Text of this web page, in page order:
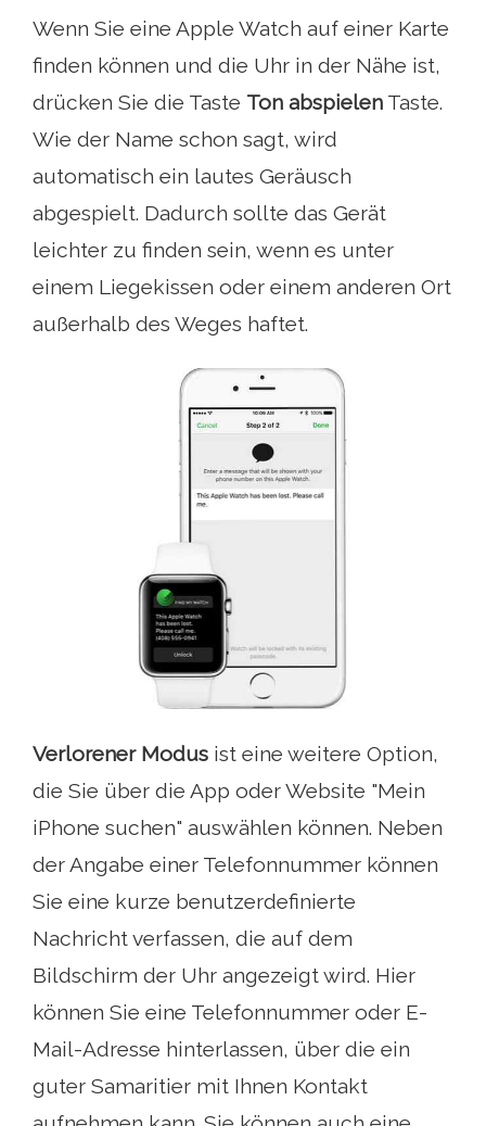
Wenn Sie eine Apple Watch auf einer Karte
finden können und die Uhr in der Nähe ist,
drücken Sie die Taste Ton abspielen Taste.
Wie der Name schon sagt, wird
automatisch ein lautes Geräusch
abgespielt. Dadurch sollte das Gerät
leichter zu finden sein, wenn es unter
einem Liegekissen oder einem anderen Ort
außerhalb des Weges haftet.
Verlorener Modus ist eine weitere Option,
die Sie über die App oder Website "Mein
iPhone suchen" auswählen können. Neben
der Angabe einer Telefonnummer können
Sie eine kurze benutzerdefinierte
Nachricht verfassen, die auf dem
Bildschirm der Uhr angezeigt wird. Hier
können Sie eine Telefonnummer oder E-
Mail-Adresse hinterlassen, über die ein
guter Samaritier mit Ihnen Kontakt